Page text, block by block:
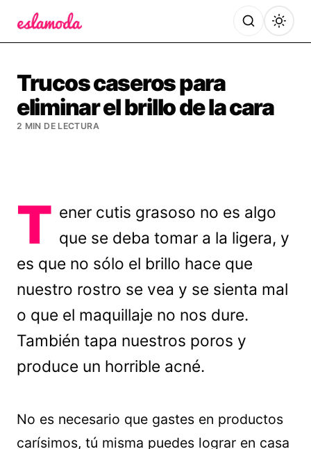
Trucos caseros para
eliminar el brillo de la cara
2 MIN DE LECTURA
T ener cutis grasoso no es algo
que se deba tomar a la ligera, y
es que no sólo el brillo hace que
nuestro rostro se vea y se sienta mal
o que el maquillaje no nos dure.
También tapa nuestros poros y
produce un horrible acné.
No es necesario que gastes en productos
carísimos, tú misma puedes lograr en casa